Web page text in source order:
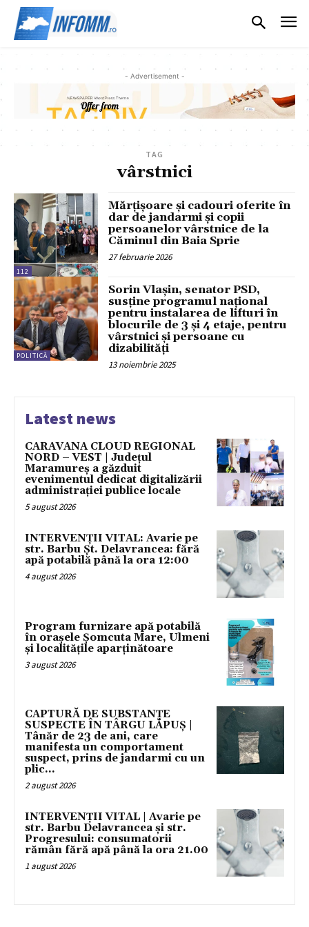
- Advertisement -
TAG
vârstnici
112
Mărțișoare și cadouri oferite în
dar de jandarmi și copii
persoanelor vârstnice de la
Căminul din Baia Sprie
27 februarie 2026
POLITICĂ
Sorin Vlașin, senator PSD,
susține programul național
pentru instalarea de lifturi în
blocurile de 3 și 4 etaje, pentru
vârstnici și persoane cu
dizabilități
13 noiembrie 2025
Latest news
CARAVANA CLOUD REGIONAL
NORD – VEST | Județul
Maramureș a găzduit
evenimentul dedicat digitalizării
administrației publice locale
5 august 2026
INTERVENȚII VITAL: Avarie pe
str. Barbu Șt. Delavrancea: fără
apă potabilă până la ora 12:00
4 august 2026
Program furnizare apă potabilă
în orașele Șomcuta Mare, Ulmeni
și localitățile aparținătoare
3 august 2026
CAPTURĂ DE SUBSTANȚE
SUSPECTE ÎN TÂRGU LĂPUȘ |
Tânăr de 23 de ani, care
manifesta un comportament
suspect, prins de jandarmi cu un
plic...
2 august 2026
INTERVENȚII VITAL | Avarie pe
str. Barbu Delavrancea și str.
Progresului: consumatorii
rămân fără apă până la ora 21.00
1 august 2026